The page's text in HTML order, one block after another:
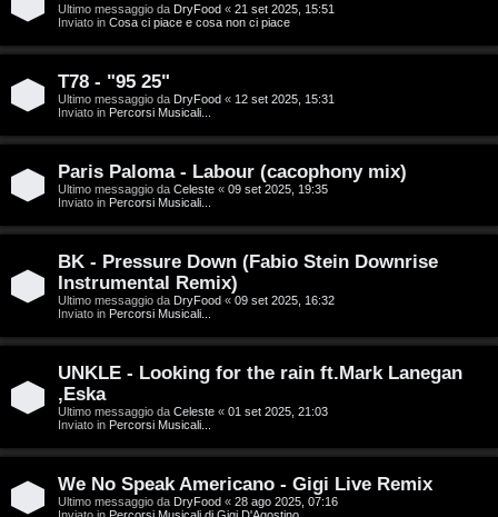
r
g
o
m
e
n
t
i
a
t
t
v
i
Ultimo messaggio da DryFood « 21 set 2025, 15:51
Inviato in Cosa ci piace e cosa non ci piace
T78 - "95 25"
Ultimo messaggio da DryFood « 12 set 2025, 15:31
Inviato in Percorsi Musicali...
Paris Paloma - Labour (cacophony mix)
Ultimo messaggio da Celeste « 09 set 2025, 19:35
Inviato in Percorsi Musicali...
BK - Pressure Down (Fabio Stein Downrise
Instrumental Remix)
Ultimo messaggio da DryFood « 09 set 2025, 16:32
Inviato in Percorsi Musicali...
UNKLE - Looking for the rain ft.Mark Lanegan
,Eska
Ultimo messaggio da Celeste « 01 set 2025, 21:03
Inviato in Percorsi Musicali...
We No Speak Americano - Gigi Live Remix
Ultimo messaggio da DryFood « 28 ago 2025, 07:16
i
n
T
o
u
r
u
s
c
a
: